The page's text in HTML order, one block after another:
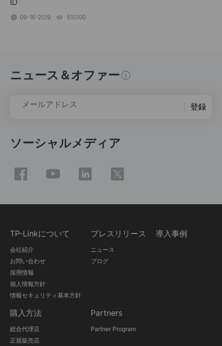
ID
09-16-2019 510100
ニュース＆オファー
メールアドレス 登録
ソーシャルメディア
TP-Linkについて
会社紹介
お問い合わせ
採用情報
個人情報方針
情報セキュリティ基本方針
プレスリリース
ニュース
ブログ
導入事例
購入方法
総合代理店
正規販売店
Partners
Partner Program